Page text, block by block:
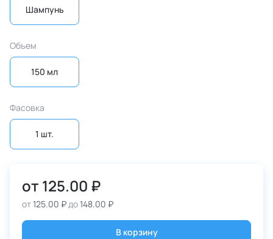
Шампунь
Объем
150 мл
Фасовка
1 шт.
от 125.00 ₽
от125.00 ₽до148.00 ₽
В корзину